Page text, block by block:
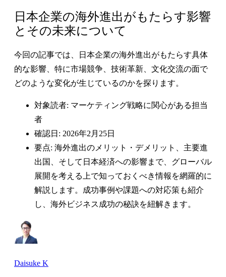
日本企業の海外進出がもたらす影響
とその未来について
今回の記事では、日本企業の海外進出がもたらす具体
的な影響、特に市場競争、技術革新、文化交流の面で
どのような変化が生じているのかを探ります。
対象読者: マーケティング戦略に関心がある担当
者
確認日: 2026年2月25日
要点: 海外進出のメリット・デメリット、主要進
出国、そして日本経済への影響まで、グローバル
展開を考える上で知っておくべき情報を網羅的に
解説します。成功事例や課題への対応策も紹介
し、海外ビジネス成功の秘訣を紐解きます。
Daisuke K